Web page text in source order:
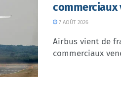
commerciaux
7 AOÛT 2026
Airbus vient de
commerciaux